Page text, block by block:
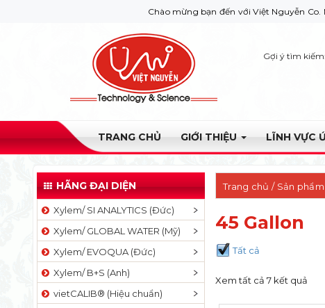
Chào mừng bạn đến với Việt Nguyễn Co. Nếu bạn
Gợi ý tìm
TRANG CHỦ GIỚI THIỆU LĨNH VỰC
HÃNG ĐẠI DIỆN
Xylem/ SI ANALYTICS (Đức)
Xylem/ GLOBAL WATER (Mỹ)
Xylem/ EVOQUA (Đức)
Xylem/ B+S (Anh)
vietCALIB® (Hiệu chuẩn)
Trang chủ / Sản
45 Gallon
Tất cả
Xem tất cả 7 kết quả